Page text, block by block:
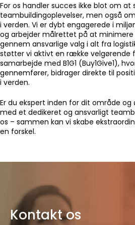
For os handler succes ikke blot om at
teambuildingoplevelser, men også
i verden. Vi er dybt engagerede i
og arbejder målrettet på at minimere
gennem ansvarlige valg i alt fra
støtter vi aktivt en række velgørende
samarbejde med B1G1 (Buy1Give1),
gennemfører, bidrager direkte til
i verden.
Er du ekspert inden for dit område
med et dedikeret og ansvarligt
os – sammen kan vi skabe
en forskel.
Kontakt os